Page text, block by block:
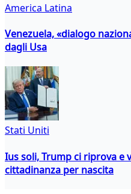
America Latina
Venezuela, «dialogo
dagli Usa
Stati Uniti
Ius soli, Trump ci riprova e
cittadinanza per nascita